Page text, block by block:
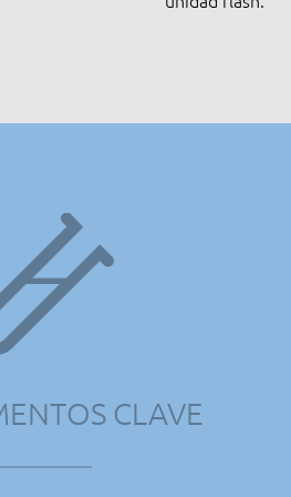
CLAVE